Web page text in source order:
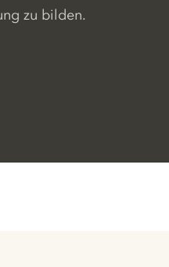
zu bilden.